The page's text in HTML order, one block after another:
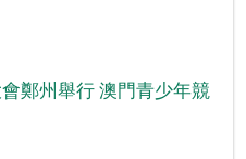
鄭州舉行 澳門青少年競